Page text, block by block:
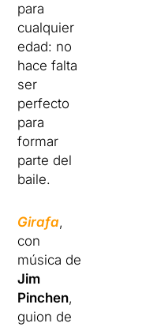
para
cualquier
edad: no
hace falta
ser
perfecto
para
formar
parte del
baile.
Girafa,
con
música de
Jim
Pinchen,
guion de